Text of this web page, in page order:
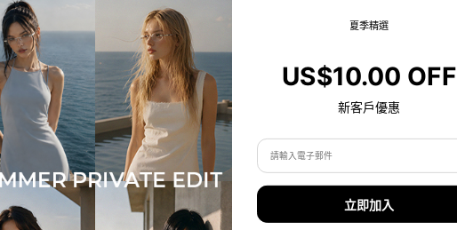
11
bookmarkedbysudharma
Wow!!!😍😍😍😍
猜你喜歡
夏季精選
US$10.00 OFF
新客戶優惠
立即加入